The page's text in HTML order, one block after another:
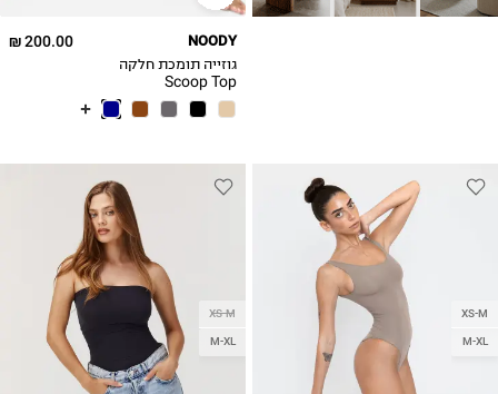
200.00 ₪ NOODY
גוזייה תומכת חלקה
Scoop Top
XS-M
M-XL
XS-M
M-XL